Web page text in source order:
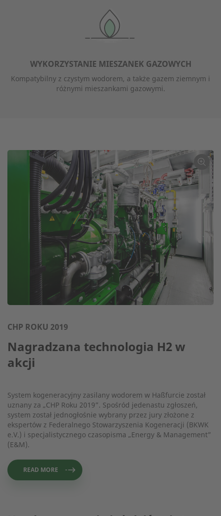
WYKORZYSTANIE MIESZANEK GAZOWYCH
Kompatybilny z czystym wodorem, a także gazem ziemnym i
różnymi mieszankami gazowymi.
CHP ROKU 2019
Nagradzana technologia H2 w
akcji
System kogeneracyjny zasilany wodorem w Haßfurcie został
uznany za „CHP Roku 2019”. Spośród jedenastu zgłoszeń,
system został jednogłośnie wybrany przez jury złożone z
ekspertów z Federalnego Stowarzyszenia Kogeneracji (BKWK
e.V.) i specjalistycznego czasopisma „Energy & Management”
(E&M).
READ MORE